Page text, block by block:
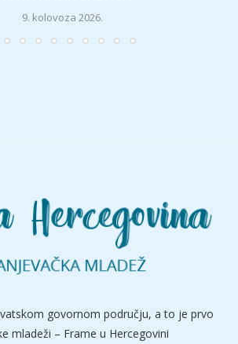
9. kolovoza 2026.
govornom području, a to je prvo
mladeži – Frame u Hercegovini